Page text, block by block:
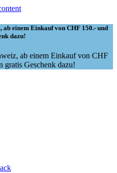
ab einem Einkauf von CHF 150.- und
dazu!
ab einem Einkauf von CHF
gratis Geschenk dazu!